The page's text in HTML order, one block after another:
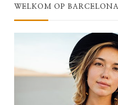
WELKOM OP